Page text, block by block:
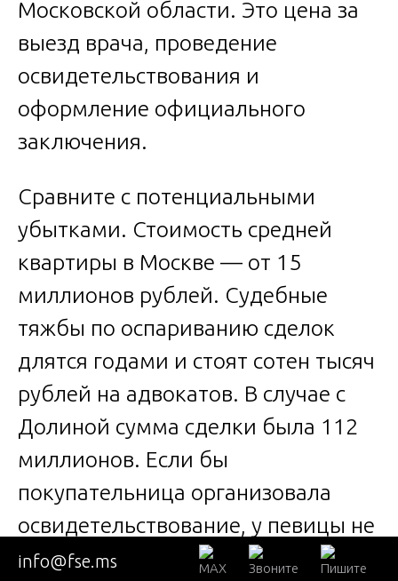
Московской области. Это цена за
выезд врача, проведение
освидетельствования и
оформление официального
заключения.
Сравните с потенциальными
убытками. Стоимость средней
квартиры в Москве — от 15
миллионов рублей. Судебные
тяжбы по оспариванию сделок
длятся годами и стоят сотен тысяч
рублей на адвокатов. В случае с
Долиной сумма сделки была 112
миллионов. Если бы
покупательница организовала
освидетельствование, у певицы не
было бы шансов выиграть суд.
info@fse.ms